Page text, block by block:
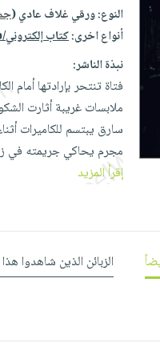
النوع:ورقي غلاف عادي (
أنواع اخرى:كتاب إلكتروني/epub
نبذة الناشر:
فتاة تنتحر بإرادتها
ملابسات غريبة أثارت
سارق يبتسم للكاميرات
مجرم يحاكي جريمته في
إقرأ المزيد
الزبائن الذين شاهدوا